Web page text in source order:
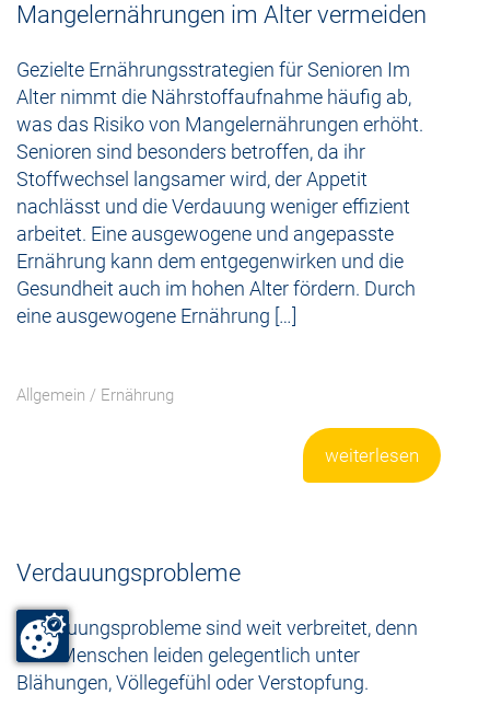
Mangelernährungen im Alter vermeiden
Gezielte Ernährungsstrategien für Senioren Im
Alter nimmt die Nährstoffaufnahme häufig ab,
was das Risiko von Mangelernährungen erhöht.
Senioren sind besonders betroffen, da ihr
Stoffwechsel langsamer wird, der Appetit
nachlässt und die Verdauung weniger effizient
arbeitet. Eine ausgewogene und angepasste
Ernährung kann dem entgegenwirken und die
Gesundheit auch im hohen Alter fördern. Durch
eine ausgewogene Ernährung […]
Allgemein / Ernährung
weiterlesen
Verdauungsprobleme
Verdauungsprobleme sind weit verbreitet, denn
viele Menschen leiden gelegentlich unter
Blähungen, Völlegefühl oder Verstopfung.